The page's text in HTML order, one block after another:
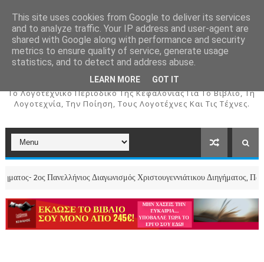
ΚΕΦΑΛΟΣ
To Λογοτεχνικό Περιοδικό Της Κεφαλονιάς Για Το Βιβλίο, Τη
Λογοτεχνία, Την Ποίηση, Τους Λογοτέχνες Και Τις Τέχνες.
Διαγωνισμός Χριστουγεννιάτικου Διηγήματος, Παραμυθιού
This site uses cookies from Google to deliver its services
and to analyze traffic. Your IP address and user-agent are
shared with Google along with performance and security
metrics to ensure quality of service, generate usage
statistics, and to detect and address abuse.
LEARN MORE GOT IT